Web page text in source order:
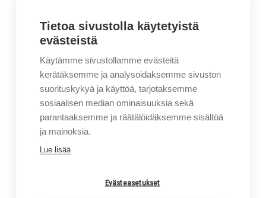
leimaavat yrityksen arkea.
puitesopimustoimittaja jo vuodesta 2010 lähtien.
Valtionhallinnon puitesopimuksia hallinnoi valtion
yhteishankintayhtiö Hansel Oy. Tämä puitesopimus
helpottaa merkittävästi Sigma Trukkien ja
valtionhallinnon organisaatioiden yhteistyötä.
Tietoa sivustolla käytetyistä
evästeistä
Käytämme sivustollamme evästeitä
kerätäksemme ja analysoidaksemme sivuston
suorituskykyä ja käyttöä, tarjotaksemme
sosiaalisen median ominaisuuksia sekä
parantaaksemme ja räätälöidäksemme sisältöä
ja mainoksia.
Lue lisää
Evästeasetukset